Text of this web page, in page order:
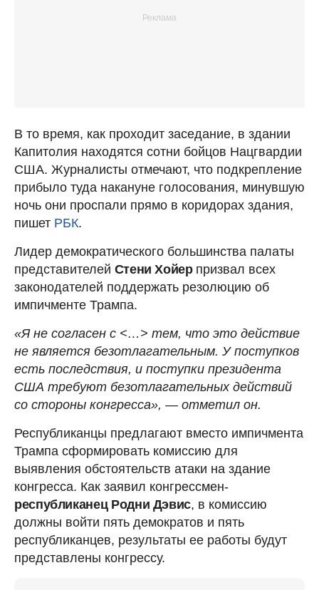
В то время, как проходит заседание, в здании
Капитолия находятся сотни бойцов Нацгвардии
США. Журналисты отмечают, что подкрепление
прибыло туда накануне голосования, минувшую
ночь они проспали прямо в коридорах здания,
пишет РБК.
Лидер демократического большинства палаты
представителей Стени Хойер призвал всех
законодателей поддержать резолюцию об
импичменте Трампа.
«Я не согласен с <…> тем, что это действие
не является безотлагательным. У поступков
есть последствия, и поступки президента
США требуют безотлагательных действий
со стороны конгресса», — отметил он.
Республиканцы предлагают вместо импичмента
Трампа сформировать комиссию для
выявления обстоятельств атаки на здание
конгресса. Как заявил конгрессмен-
республиканец Родни Дэвис, в комиссию
должны войти пять демократов и пять
республиканцев, результаты ее работы будут
представлены конгрессу.